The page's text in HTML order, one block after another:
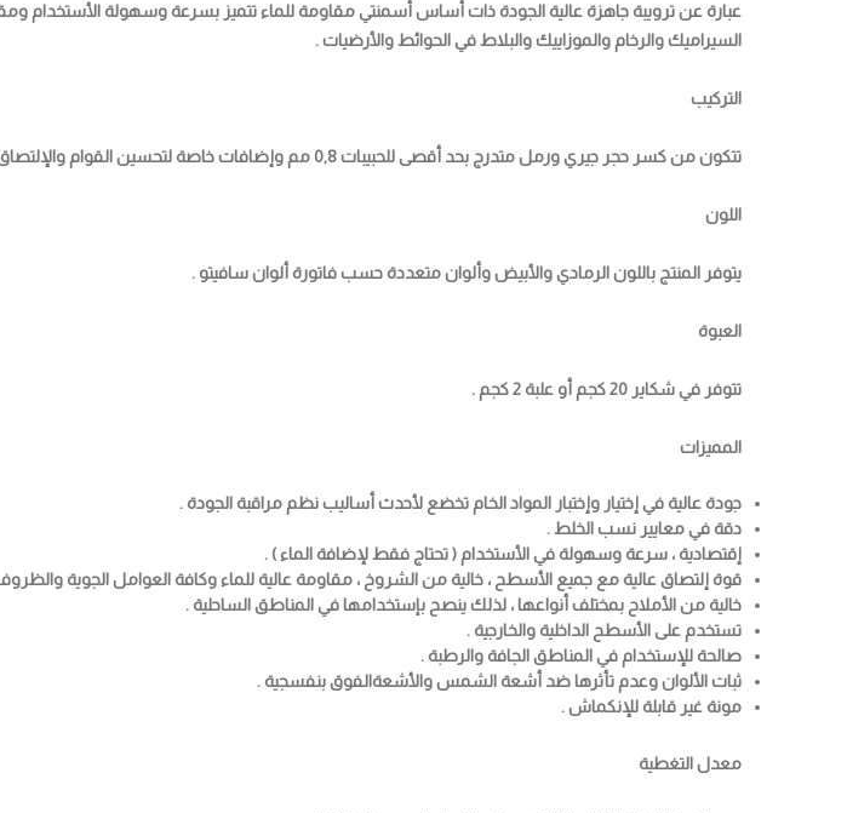
عبارة عن ترويبة جاهزة عالية الجودة ذات أساس أسمنتي مقاومة للماء تتميز بسرعة وسهولة الأستخدام
السيراميك والرخام والموزاييك والبلاط في الحوائط والأرضيات .
التركيب
تتكون من كسر حجر جيري ورمل متدرج بحد أقصى للحبيبات 0,8 مم وإضافات خاصة لتحسين القوام والإلتصاق والقابلية للتشغيل على جميع الأسطح .
اللون
يتوفر المنتج باللون الرمادي والأبيض وألوان متعددة حسب فاتورة ألوان سافيتو .
العبوة
تتوفر في شكاير 20 كجم أو علبة 2 كجم .
المميزات
جودة عالية في إختيار وإختبار المواد الخام تخضع لأحدث أساليب نظم مراقبة الجودة .
دقة في معايير نسب الخلط .
إقتصادية ، سرعة وسهولة في الأستخدام ( تحتاج فقط لإضافة الماء ) .
قوة إلتصاق عالية مع جميع الأسطح ، خالية من الشروخ ، مقاومة عالية للماء وكافة العوامل الجوية والظروف
خالية من الأملاح بمختلف أنواعها ، لذلك ينصح بإستخدامها في المناطق الساحلية .
تستخدم على الأسطح الداخلية والخارجية .
صالحة للإستخدام في المناطق الجافة والرطبة .
ثبات الألوان وعدم تأثرها ضد أشعة الشمس والأشعةالفوق بنفسجية .
مونة غير قابلة للإنكماش .
معدل التغطية